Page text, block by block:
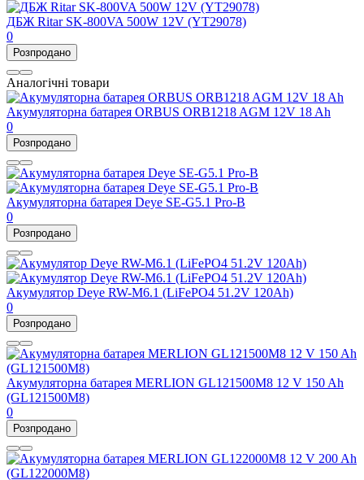
ДБЖ Ritar SK-800VA 500W 12V (YT29078)
0
Розпродано
Аналогічні товари
Акумуляторна батарея ORBUS ORB1218 AGM 12V 18 Ah
0
Розпродано
Акумуляторна батарея Deye SE-G5.1 Pro-B
0
Розпродано
Акумулятор Deye RW-M6.1 (LiFePO4 51.2V 120Ah)
0
Розпродано
Акумуляторна батарея MERLION GL121500M8 12 V 150 Ah
(GL121500M8)
0
Розпродано